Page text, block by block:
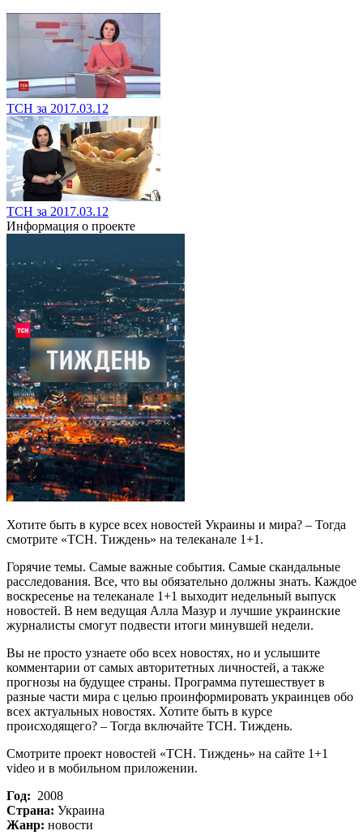
ТСН за 2017.03.12
ТСН за 2017.03.12
Информация о проекте
Хотите быть в курсе всех новостей Украины и мира? – Тогда
смотрите «ТСН. Тиждень» на телеканале 1+1.
Горячие темы. Самые важные события. Самые скандальные
расследования. Все, что вы обязательно должны знать. Каждое
воскресенье на телеканале 1+1 выходит недельный выпуск
новостей. В нем ведущая Алла Мазур и лучшие украинские
журналисты смогут подвести итоги минувшей недели.
Вы не просто узнаете обо всех новостях, но и услышите
комментарии от самых авторитетных личностей, а также
прогнозы на будущее страны. Программа путешествует в
разные части мира с целью проинформировать украинцев обо
всех актуальных новостях. Хотите быть в курсе
происходящего? – Тогда включайте ТСН. Тиждень.
Смотрите проект новостей «ТСН. Тиждень» на сайте 1+1
video и в мобильном приложении.
Год: 2008
Страна: Украина
Жанр: новости